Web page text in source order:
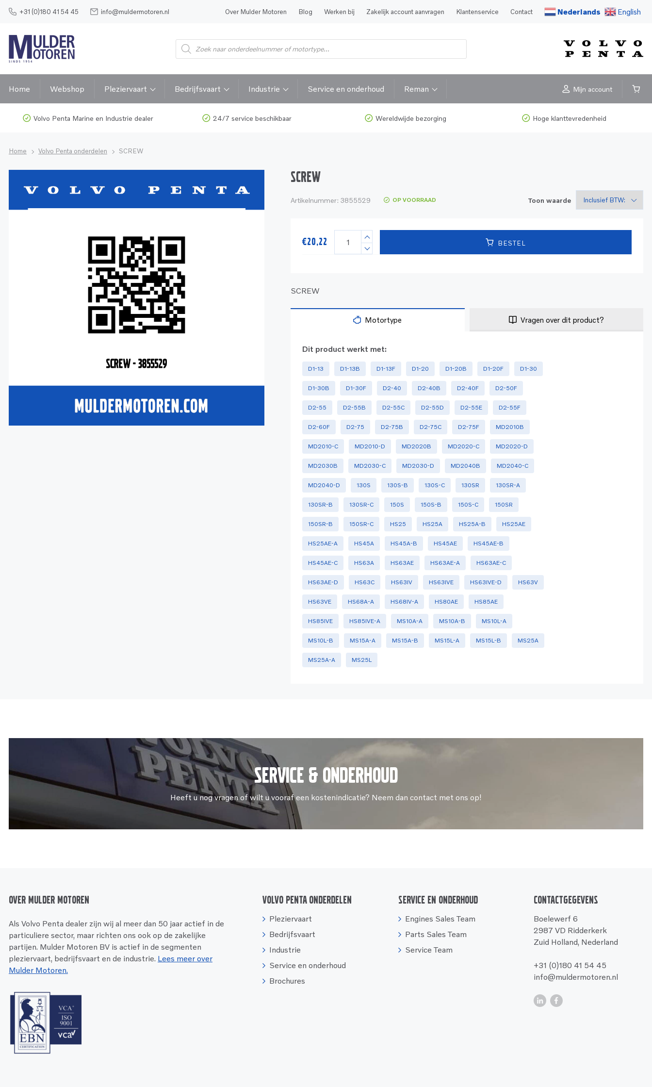
+31 (0)180 41 54 45 info@muldermotoren.nl Over Mulder Motoren Blog Werken bij Zakelijk account aanvragen Klantenservice Contact Nederlands English
Home Webshop Pleziervaart Bedrijfsvaart Industrie Service en onderhoud Reman Mijn account
Volvo Penta Marine en Industrie dealer 24/7 service beschikbaar Wereldwijde bezorging Hoge klanttevredenheid
Home Volvo Penta onderdelen SCREW
SCREW
Artikelnummer: 3855529 OP VOORRAAD Toon waarde
€20,22 BESTEL
SCREW
Motortype Vragen over dit product?
Dit product werkt met:
D1-13 D1-13B D1-13F D1-20 D1-20B D1-20F D1-30
D1-30B D1-30F D2-40 D2-40B D2-40F D2-50F
D2-55 D2-55B D2-55C D2-55D D2-55E D2-55F
D2-60F D2-75 D2-75B D2-75C D2-75F MD2010B
MD2010-C MD2010-D MD2020B MD2020-C MD2020-D
MD2030B MD2030-C MD2030-D MD2040B MD2040-C
MD2040-D 130S 130S-B 130S-C 130SR 130SR-A
130SR-B 130SR-C 150S 150S-B 150S-C 150SR
150SR-B 150SR-C HS25 HS25A HS25A-B HS25AE
HS25AE-A HS45A HS45A-B HS45AE HS45AE-B
HS45AE-C HS63A HS63AE HS63AE-A HS63AE-C
HS63AE-D HS63C HS63IV HS63IVE HS63IVE-D HS63V
HS63VE HS68A-A HS68IV-A HS80AE HS85AE
HS85IVE HS85IVE-A MS10A-A MS10A-B MS10L-A
MS10L-B MS15A-A MS15A-B MS15L-A MS15L-B MS25A
MS25A-A MS25L
Service & onderhoud
Heeft u nog vragen of wilt u vooraf een kostenindicatie? Neem dan contact met ons op!
Over Mulder Motoren
Als Volvo Penta dealer zijn wij al meer dan 50 jaar actief in de
particuliere sector, maar richten ons ook op de zakelijke
partijen. Mulder Motoren BV is actief in de segmenten
pleziervaart, bedrijfsvaart en de industrie. Lees meer over
Mulder Motoren.
Volvo Penta onderdelen
Pleziervaart
Bedrijfsvaart
Industrie
Service en onderhoud
Brochures
Service en onderhoud
Engines Sales Team
Parts Sales Team
Service Team
Contactgegevens
Boelewerf 6
2987 VD Ridderkerk
Zuid Holland, Nederland
+31 (0)180 41 54 45
info@muldermotoren.nl